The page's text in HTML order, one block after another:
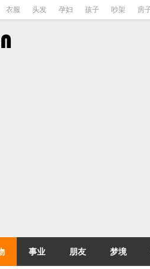
衣服 头发 孕妇 孩子 吵架 房
事业 朋友 梦境